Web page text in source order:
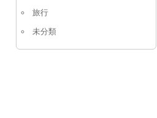
旅行
未分類